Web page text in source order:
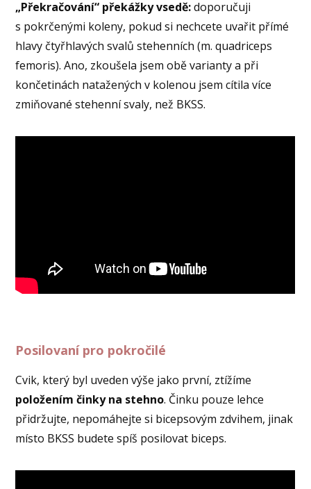
„Překračování“ překážky vsedě:doporučuji
s pokrčenými koleny, pokud si nechcete uvařit přímé
hlavy čtyřhlavých svalů stehenních (m. quadriceps
femoris). Ano, zkoušela jsem obě varianty a při
končetinách natažených v kolenou jsem cítila více
zmiňované stehenní svaly, než BKSS.
Posilovaní pro pokročilé
Cvik, který byl uveden výše jako první, ztížíme
položením činky na stehno. Činku pouze lehce
přidržujte, nepomáhejte si bicepsovým zdvihem, jinak
místo BKSS budete spíš posilovat biceps.